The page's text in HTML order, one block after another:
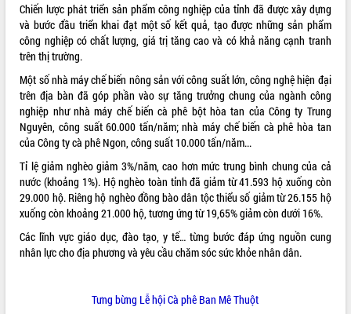
VIDEO
Chiến lược phát triển sản phẩm công nghiệp của tỉnh đã được xây dựng
và bước đầu triển khai đạt một số kết quả, tạo được những sản phẩm
công nghiệp có chất lượng, giá trị tăng cao và có khả năng cạnh tranh
trên thị trường.
Một số nhà máy chế biến nông sản với công suất lớn, công nghệ hiện đại
trên địa bàn đã góp phần vào sự tăng trưởng chung của ngành công
nghiệp như nhà máy chế biến cà phê bột hòa tan của Công ty Trung
Nguyên, công suất 60.000 tấn/năm; nhà máy chế biến cà phê hòa tan
của Công ty cà phê Ngon, công suất 10.000 tấn/năm...
Tỉ lệ giảm nghèo giảm 3%/năm, cao hơn mức trung bình chung của cả
nước (khoảng 1%). Hộ nghèo toàn tỉnh đã giảm từ 41.593 hộ xuống còn
29.000 hộ. Riêng hộ nghèo đồng bào dân tộc thiểu số giảm từ 26.155 hộ
xuống còn khoảng 21.000 hộ, tương ứng từ 19,65% giảm còn dưới 16%.
Các lĩnh vực giáo dục, đào tạo, y tế… từng bước đáp ứng nguồn cung
nhân lực cho địa phương và yêu cầu chăm sóc sức khỏe nhân dân.
Tưng bừng Lễ hội Cà phê Ban Mê Thuột